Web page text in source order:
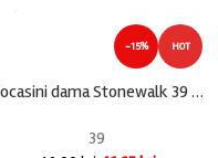
-15% HOT
Mocasini dama Stonewalk 39 piele , maro
39